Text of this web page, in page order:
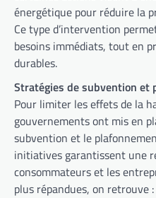
énergétique pour réduire la
Ce type d’intervention
besoins immédiats, tout en
durables.
Stratégies de subvention et
Pour limiter les effets de la
gouvernements ont mis en
subvention et le
initiatives garantissent une
consommateurs et les
plus répandues, on retrouve :